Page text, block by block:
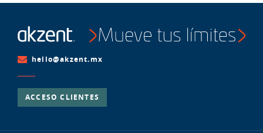
hello@akzent.mx
ACCESO CLIENTES